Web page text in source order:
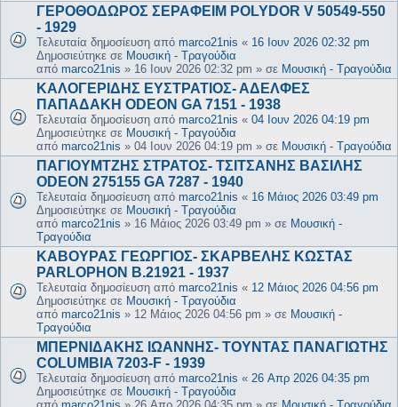
ΓΕΡΟΘΟΔΩΡΟΣ ΣΕΡΑΦΕΙΜ POLYDOR V 50549-550
- 1929
Τελευταία δημοσίευση από marco21nis « 16 Ιουν 2026 02:32 pm
Δημοσιεύτηκε σε Μουσική - Τραγούδια
από marco21nis » 16 Ιουν 2026 02:32 pm » σε Μουσική - Τραγούδια
ΚΑΛΟΓΕΡΙΔΗΣ ΕΥΣΤΡΑΤΙΟΣ- ΑΔΕΛΦΕΣ
ΠΑΠΑΔΑΚΗ ODEON GA 7151 - 1938
Τελευταία δημοσίευση από marco21nis « 04 Ιουν 2026 04:19 pm
Δημοσιεύτηκε σε Μουσική - Τραγούδια
από marco21nis » 04 Ιουν 2026 04:19 pm » σε Μουσική - Τραγούδια
ΠΑΓΙΟΥΜΤΖΗΣ ΣΤΡΑΤΟΣ- ΤΣΙΤΣΑΝΗΣ ΒΑΣΙΛΗΣ
ODEON 275155 GA 7287 - 1940
Τελευταία δημοσίευση από marco21nis « 16 Μάιος 2026 03:49 pm
Δημοσιεύτηκε σε Μουσική - Τραγούδια
από marco21nis » 16 Μάιος 2026 03:49 pm » σε Μουσική -
Τραγούδια
ΚΑΒΟΥΡΑΣ ΓΕΩΡΓΙΟΣ- ΣΚΑΡΒΕΛΗΣ ΚΩΣΤΑΣ
PARLOPHON B.21921 - 1937
Τελευταία δημοσίευση από marco21nis « 12 Μάιος 2026 04:56 pm
Δημοσιεύτηκε σε Μουσική - Τραγούδια
από marco21nis » 12 Μάιος 2026 04:56 pm » σε Μουσική -
Τραγούδια
ΜΠΕΡΝΙΔΑΚΗΣ ΙΩΑΝΝΗΣ- ΤΟΥΝΤΑΣ ΠΑΝΑΓΙΩΤΗΣ
COLUMBIA 7203-F - 1939
Τελευταία δημοσίευση από marco21nis « 26 Απρ 2026 04:35 pm
Δημοσιεύτηκε σε Μουσική - Τραγούδια